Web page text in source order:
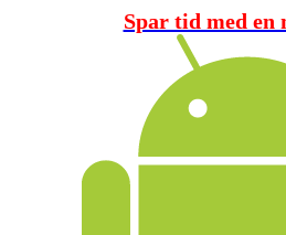
Spar tid med en